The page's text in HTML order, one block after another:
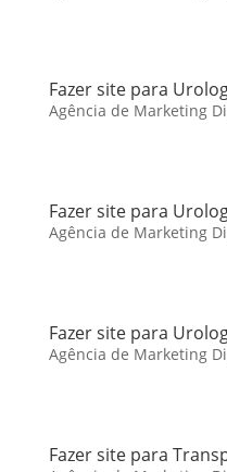
Fazer site para
Agência de Marketing
Fazer site para
Agência de Marketing
Fazer site para
Agência de Marketing
Fazer site para